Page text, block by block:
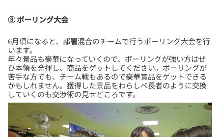
③ ボーリング大会
6月頃になると、部署混合のチームで行うボーリング大会を行
います。
年々景品も豪華になっていくので、ボーリングが強い方はぜ
ひ本領を発揮し、商品をゲットしてください。ボーリングが
苦手な方でも、チーム戦もあるので豪華賞品をゲットできる
かもしれません。獲得した景品をわらしべ長者のように交換